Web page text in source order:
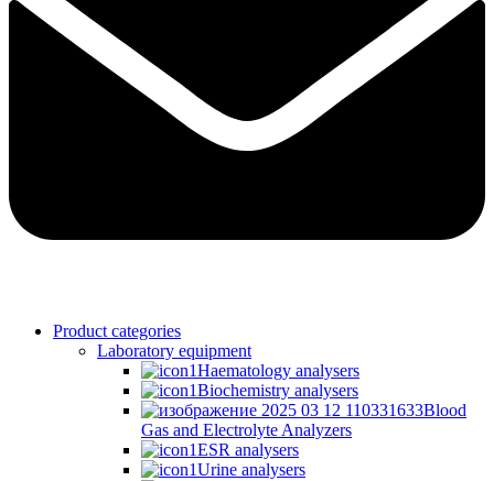
Product categories
Laboratory equipment
Haematology analysers
Biochemistry analysers
Blood
Gas and Electrolyte Analyzers
ESR analysers
Urine analysers